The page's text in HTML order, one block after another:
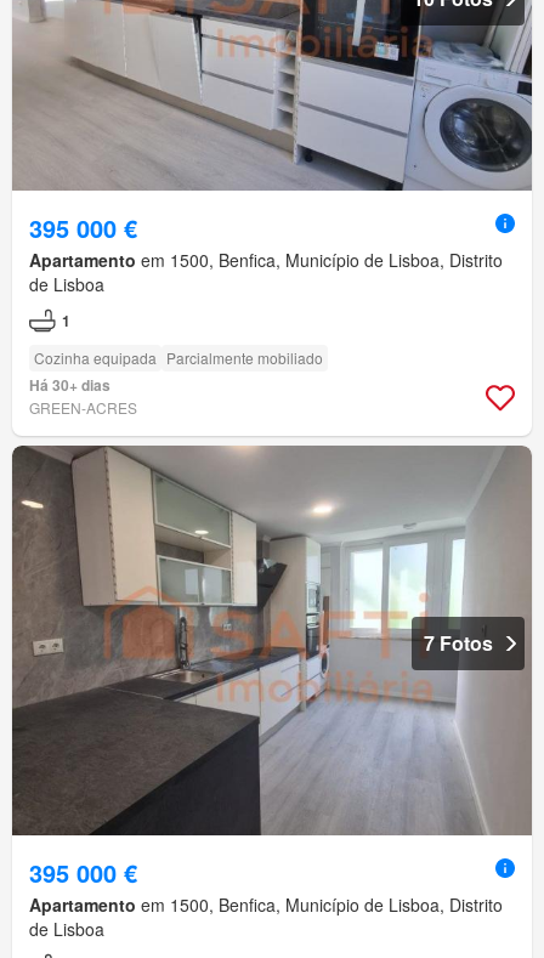
395 000 €
Apartamento em 1500, Benfica, Município de Lisboa, Distrito
de Lisboa
1
Cozinha equipada Parcialmente mobiliado
Há 30+ dias
GREEN-ACRES
7 Fotos
395 000 €
Apartamento em 1500, Benfica, Município de Lisboa, Distrito
de Lisboa